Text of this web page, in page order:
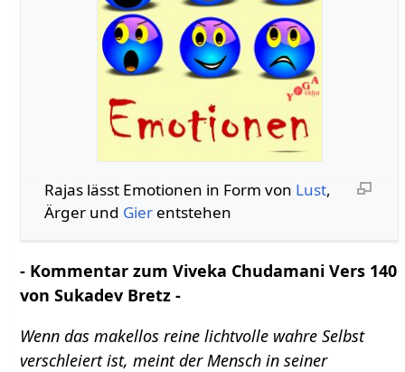
Rajas lässt Emotionen in Form von Lust,
Ärger und Gierentstehen
- Kommentar zum Viveka Chudamani Vers 140
von Sukadev Bretz -
Wenn das makellos reine lichtvolle wahre Selbst
verschleiert ist, meint der Mensch in seiner